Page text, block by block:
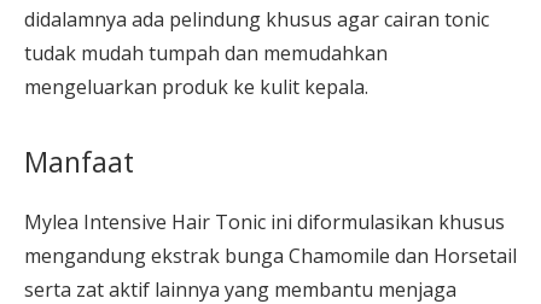
didalamnya ada pelindung khusus agar cairan tonic
tudak mudah tumpah dan memudahkan
mengeluarkan produk ke kulit kepala.
Manfaat
Mylea Intensive Hair Tonic ini diformulasikan khusus
mengandung ekstrak bunga Chamomile dan Horsetail
serta zat aktif lainnya yang membantu menjaga